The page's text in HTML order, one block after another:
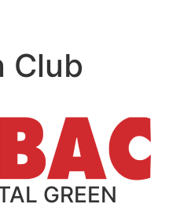
Club
GREEN